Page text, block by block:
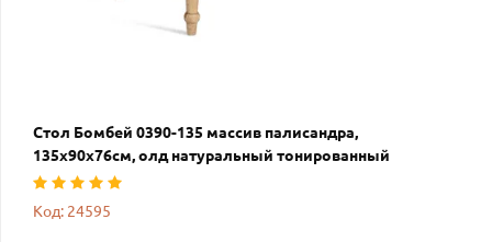
Стол Бомбей 0390-135 массив палисандра,
135х90х76см, олд натуральный тонированный
Код: 24595